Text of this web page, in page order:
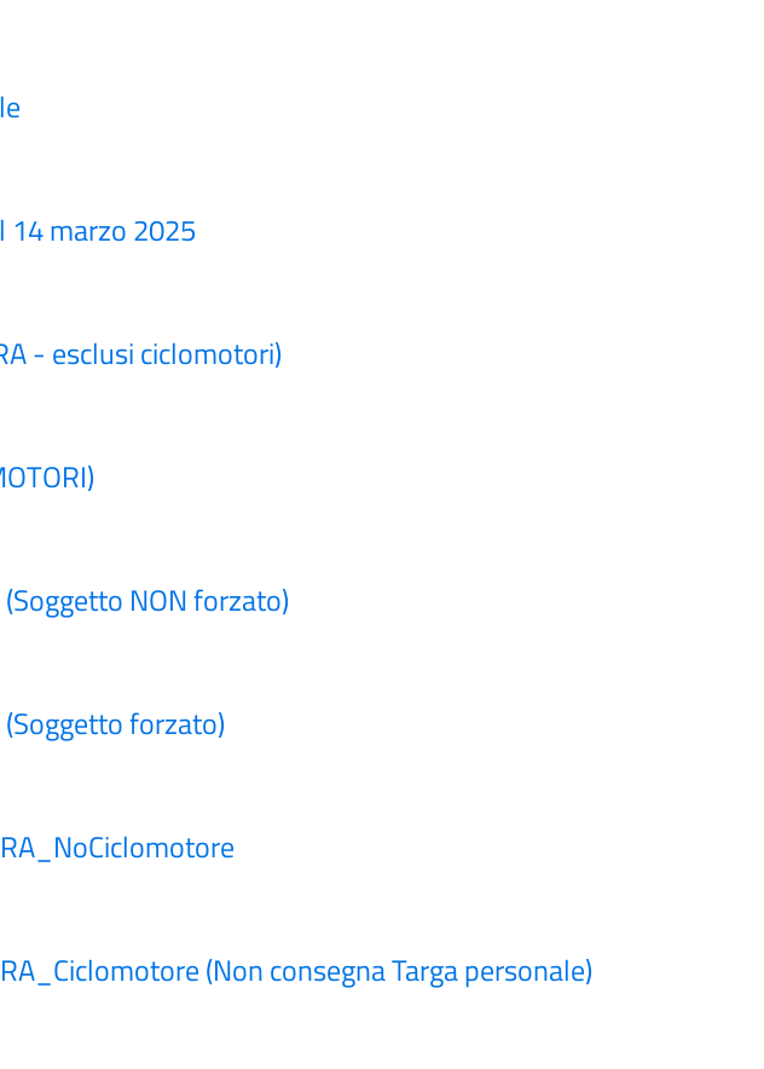
14 marzo 2025
- esclusi ciclomotori)
NON forzato)
forzato)
(Non consegna Targa personale)